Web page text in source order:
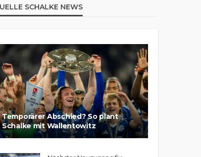
SCHALKE NEWS
Temporärer Abschied? So plant
Schalke mit Wallentowitz